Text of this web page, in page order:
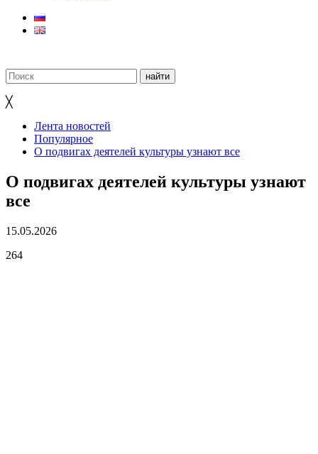
╳
Лента новостей
Популярное
О подвигах деятелей культуры узнают все
О подвигах деятелей культуры узнают
все
15.05.2026
264